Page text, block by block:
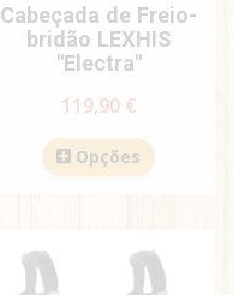
Cabeçada de Freio-
bridão LEXHIS
"Electra"
119,90 €
Opções